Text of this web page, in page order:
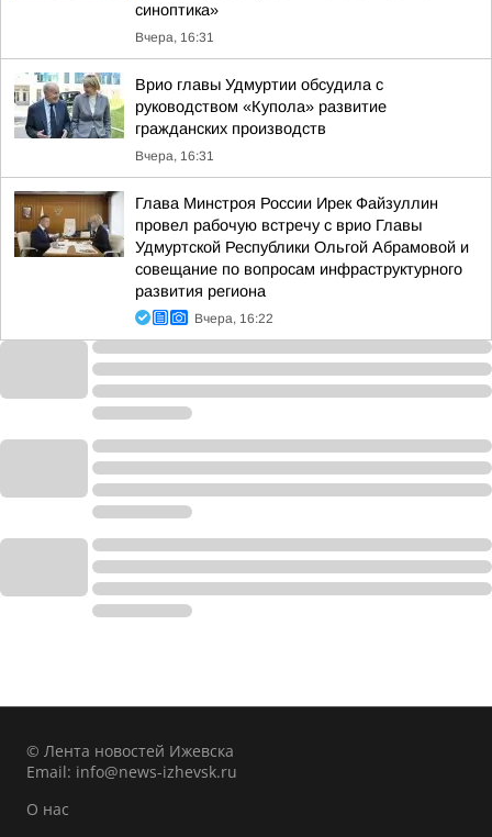
синоптика»
Вчера, 16:31
Врио главы Удмуртии обсудила с
руководством «Купола» развитие
гражданских производств
Вчера, 16:31
Глава Минстроя России Ирек Файзуллин
провел рабочую встречу с врио Главы
Удмуртской Республики Ольгой Абрамовой и
совещание по вопросам инфраструктурного
развития региона
Вчера, 16:22
© Лента новостей Ижевска
Email: info@news-izhevsk.ru
О нас